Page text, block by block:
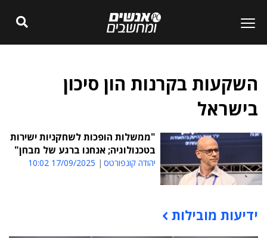
השקעות בקרנות הון סיכון
בישראל
"ממשלות הופכות לשחקניות ישירות
בטכנולוגיה; אנחנו ברגע של מבחן"
יהודה קונפורטס 17/09/2025 10:02
תוכן פרסומי
ידיעות מובילות